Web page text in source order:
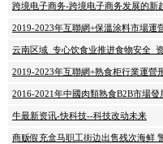
跨境电子商务-跨境电子商务发展的新
2019-2023年互聯網+保溫涂料市場運
云南区域_专心饮食业推进食物安全_
2019-2023年互聯網+熟食柜行業運營
2016-2021年中國肉類熟食B2B市場
牛最新资讯-快科技--科技改动未来
商贩假充盒马职工街边出售残次海鲜